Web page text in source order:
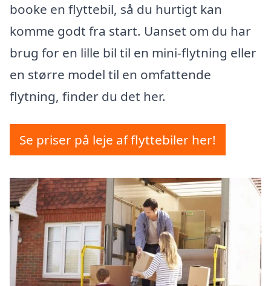
booke en flyttebil, så du hurtigt kan
komme godt fra start. Uanset om du har
brug for en lille bil til en mini-flytning eller
en større model til en omfattende
flytning, finder du det her.
Se priser på leje af flyttebiler her!